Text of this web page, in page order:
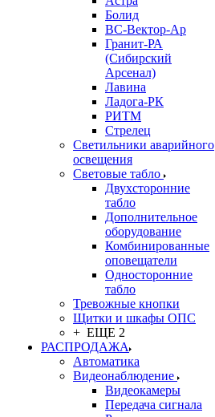
Болид
ВС-Вектор-Ар
Гранит-РА
(Сибирский
Арсенал)
Лавина
Ладога-РК
РИТМ
Стрелец
Светильники аварийного
освещения
Световые табло
Двухсторонние
табло
Дополнительное
оборудование
Комбинированные
оповещатели
Односторонние
табло
Тревожные кнопки
Щитки и шкафы ОПС
+ ЕЩЕ 2
РАСПРОДАЖА
Автоматика
Видеонаблюдение
Видеокамеры
Передача сигнала